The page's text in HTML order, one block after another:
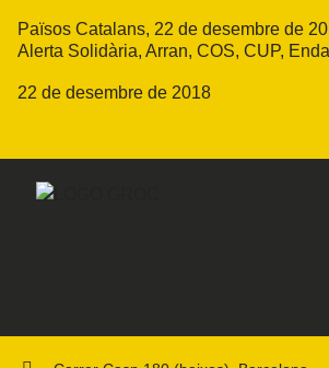
Països Catalans, 22 de desembre de
Alerta Solidària, Arran, COS, CUP,
22 de desembre de 2018